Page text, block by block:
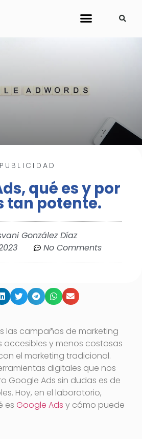
PUBLICIDAD
qué es y por
tan potente.
González Díaz
No Comments
las campañas de marketing
accesibles y menos costosas
el marketing tradicional.
digitales que nos
Google Ads sin dudas es de
Hoy, en el laboratorio,
es Google Ads y cómo puede